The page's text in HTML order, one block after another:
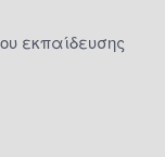
εκπαίδευσης